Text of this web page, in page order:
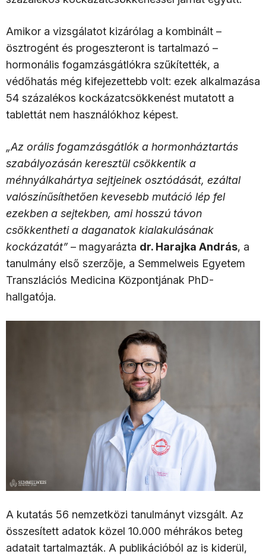
Amikor a vizsgálatot kizárólag a kombinált –
ösztrogént és progeszteront is tartalmazó –
hormonális fogamzásgátlókra szűkítették, a
védőhatás még kifejezettebb volt: ezek alkalmazása
54 százalékos kockázatcsökkenést mutatott a
tablettát nem használókhoz képest.
„Az orális fogamzásgátlók a hormonháztartás
szabályozásán keresztül csökkentik a
méhnyálkahártya sejtjeinek osztódását, ezáltal
valószínűsíthetően kevesebb mutáció lép fel
ezekben a sejtekben, ami hosszú távon
csökkentheti a daganatok kialakulásának
kockázatát” – magyarázta dr. Harajka András, a
tanulmány első szerzője, a Semmelweis Egyetem
Transzlációs Medicina Központjának PhD-
hallgatója.
A kutatás 56 nemzetközi tanulmányt vizsgált. Az
összesített adatok közel 10.000 méhrákos beteg
adatait tartalmazták. A publikációból az is kiderül,